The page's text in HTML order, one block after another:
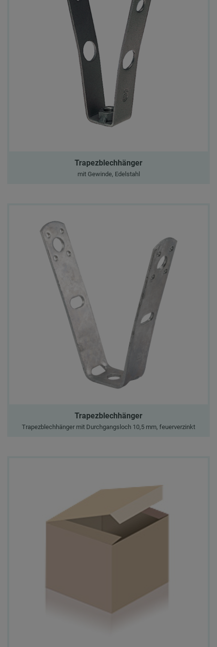
Trapezblechhänger
mit Gewinde, Edelstahl
Trapezblechhänger
Trapezblechhänger mit Durchgangsloch 10,5 mm, feuerverzinkt